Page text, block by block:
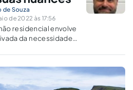
de Souza
de 2022 às 17:56
residencial envolve
da necessidade
à indústria.